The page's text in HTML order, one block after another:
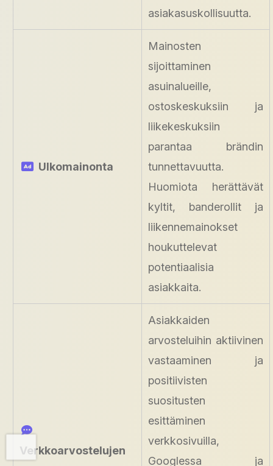
asiakasuskollisuutta.
Ulkomainonta
Mainosten
sijoittaminen
asuinalueille,
ostoskeskuksiin ja
liikekeskuksiin
parantaa brändin
tunnettavuutta.
Huomiota herättävät
kyltit, banderollit ja
liikennemainokset
houkuttelevat
potentiaalisia
asiakkaita.
Verkkoarvostelujen
Asiakkaiden
arvosteluihin aktiivinen
vastaaminen ja
positiivisten
suositusten
esittäminen
verkkosivuilla,
Googlessa ja